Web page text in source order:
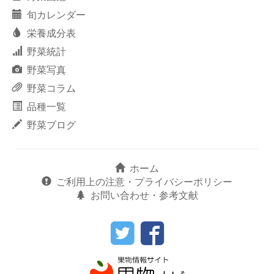
旬カレンダー
栄養成分表
野菜統計
野菜写真
野菜コラム
品種一覧
野菜ブログ
ホーム
ご利用上の注意・プライバシーポリシー
お問い合わせ・参考文献